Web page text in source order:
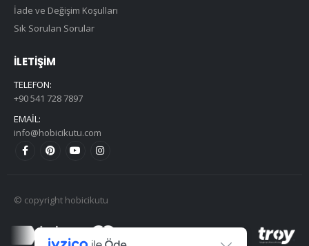
İade ve Değişim Koşulları
Sık Sorulan Sorular
İLETIŞIM
TELEFON:
+90 541 728 7897
EMAIL:
info@hobicikutu.com
© copyright hobicikutu